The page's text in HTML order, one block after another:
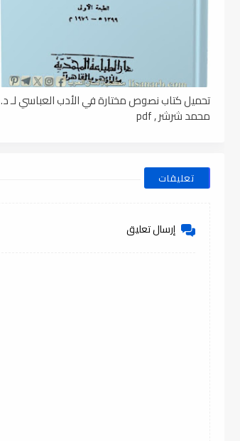
تحميل كتاب نصوص مختارة في الأدب العباسي لـ د.
محمد شرشر , pdf
تعليقات
إرسال تعليق